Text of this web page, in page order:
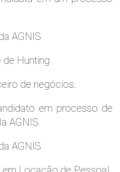
AGNIS
de Hunting
de negócios.
em processo de
AGNIS
AGNIS